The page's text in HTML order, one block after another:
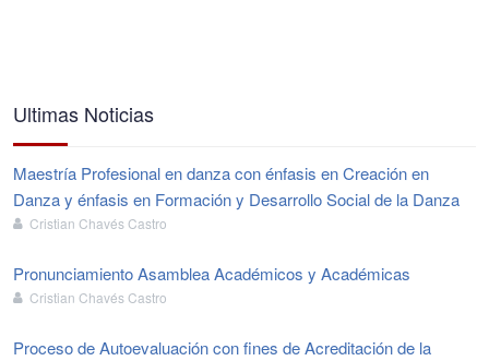
Ultimas Noticias
Maestría Profesional en danza con énfasis en Creación en
Danza y énfasis en Formación y Desarrollo Social de la Danza
Cristian Chavés Castro
Pronunciamiento Asamblea Académicos y Académicas
Cristian Chavés Castro
Proceso de Autoevaluación con fines de Acreditación de la